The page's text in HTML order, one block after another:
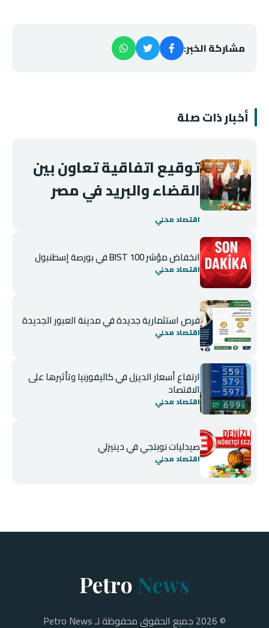
مشاركة الخبر:
أخبار ذات صلة
توقيع اتفاقية تعاون بين
القضاء والبريد في مصر
اقتصاد محلي
انخفاض مؤشر BIST 100 في بورصة إسطنبول
اقتصاد محلي
فرص استثمارية جديدة في مدينة العبور الجديدة
اقتصاد محلي
ارتفاع أسعار الديزل في كاليفورنيا وتأثيرها على
الاقتصاد
اقتصاد محلي
صيدليات نوبتجي في دينيزلي
اقتصاد محلي
Petro News
© 2026 جميع الحقوق محفوظة لـ Petro News